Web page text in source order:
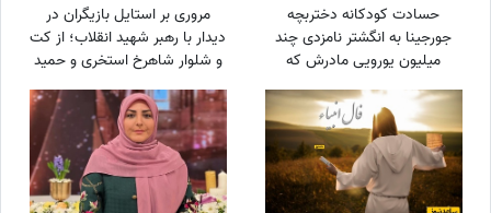
حسادت کودکانه دختربچه
جورجینا به انگشتر نامزدی چند
میلیون یورویی مادرش که
رونالدو به او هدیه داده بود!
مروری بر استایل بازیگران در
دیدار با رهبر شهید انقلاب؛ از کت
و شلوار شاهرخ استخری و حمید
لولایی تا شلوار جین شهاب
حسینی و حجاب کامل الهام
حمیدی و بهاره افشاری با
مقنعه+عکس